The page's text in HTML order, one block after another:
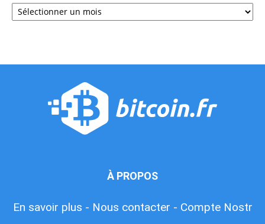
À PROPOS
En savoir plus - Nous contacter - Compte Nostr